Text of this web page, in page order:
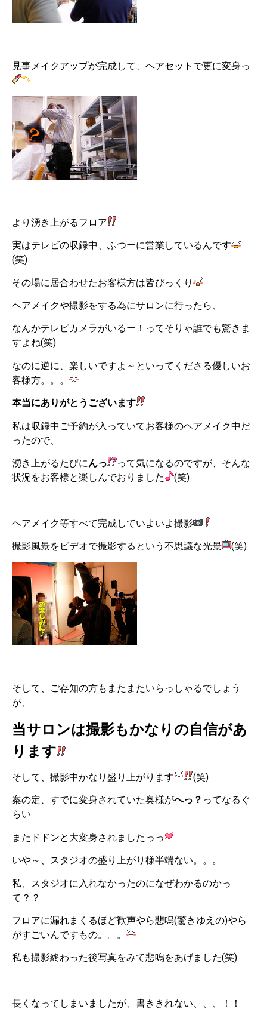
見事メイクアップが完成して、ヘアセットで更に変身っ
より湧き上がるフロア
実はテレビの収録中、ふつーに営業しているんです
(笑)
その場に居合わせたお客様方は皆びっくり
ヘアメイクや撮影をする為にサロンに行ったら、
なんかテレビカメラがいるー！ってそりゃ誰でも驚きま
すよね(笑)
なのに逆に、楽しいですよ～といってくださる優しいお
客様方。。。
本当にありがとうございます
私は収録中ご予約が入っていてお客様のヘアメイク中だ
ったので、
湧き上がるたびにんっ
って気になるのですが、そんな
状況をお客様と楽しんでおりました
(笑)
ヘアメイク等すべて完成していよいよ撮影
撮影風景をビデオで撮影するという不思議な光景 (笑)
そして、ご存知の方もまたまたいらっしゃるでしょう
が、
当サロンは撮影もかなりの自信があ
ります
そして、撮影中かなり盛り上がります (笑)
案の定、すでに変身されていた奥様がへっ？ ってなるぐ
らい
またドドンと大変身されましたっっ
いや～、スタジオの盛り上がり様半端ない。。。
私、スタジオに入れなかったのになぜわかるのかっ
て？？
フロアに漏れまくるほど歓声やら悲鳴(驚きゆえの)やら
がすごいんですもの。。。
私も撮影終わった後写真をみて悲鳴をあげました(笑)
長くなってしまいましたが、書ききれない、、、！！